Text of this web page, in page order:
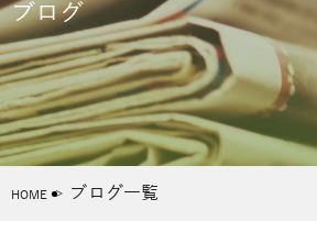
ブログ
HOME ブログ一覧